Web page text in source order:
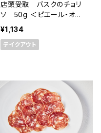
店頭受取 バスクのチョリ
ソ 50g ＜ピエール・オテ
イザ＞(フランス・バスク)
¥1,134
テイクアウト